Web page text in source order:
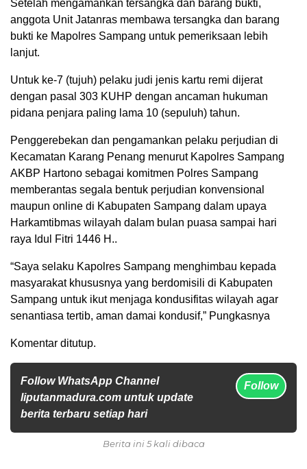
Setelah mengamankan tersangka dan barang bukti,
anggota Unit Jatanras membawa tersangka dan barang
bukti ke Mapolres Sampang untuk pemeriksaan lebih
lanjut.
Untuk ke-7 (tujuh) pelaku judi jenis kartu remi dijerat
dengan pasal 303 KUHP dengan ancaman hukuman
pidana penjara paling lama 10 (sepuluh) tahun.
Penggerebekan dan pengamankan pelaku perjudian di
Kecamatan Karang Penang menurut Kapolres Sampang
AKBP Hartono sebagai komitmen Polres Sampang
memberantas segala bentuk perjudian konvensional
maupun online di Kabupaten Sampang dalam upaya
Harkamtibmas wilayah dalam bulan puasa sampai hari
raya Idul Fitri 1446 H..
“Saya selaku Kapolres Sampang menghimbau kepada
masyarakat khususnya yang berdomisili di Kabupaten
Sampang untuk ikut menjaga kondusifitas wilayah agar
senantiasa tertib, aman damai kondusif,” Pungkasnya
Komentar ditutup.
Follow WhatsApp Channel
liputanmadura.com untuk update
berita terbaru setiap hari
Follow
Berita ini 5 kali dibaca